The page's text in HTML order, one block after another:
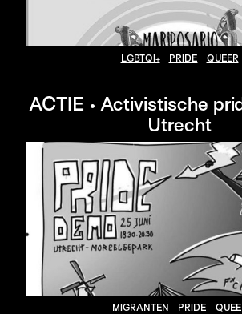
LGBTQI+ PRIDE QUEER
ACTIE • Activistische
Utrecht
MIGRANTEN PRIDE